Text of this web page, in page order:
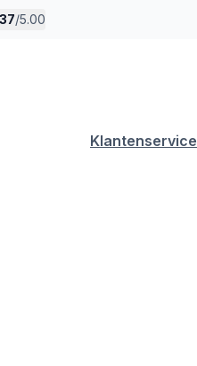
/5.00
Klantenservice